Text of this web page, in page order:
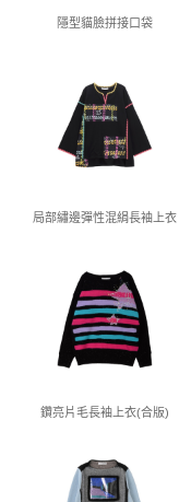
隱型貓臉拼接口袋
局部繡邊彈性混絹長袖上衣
鑽亮片毛長袖上衣(合版)